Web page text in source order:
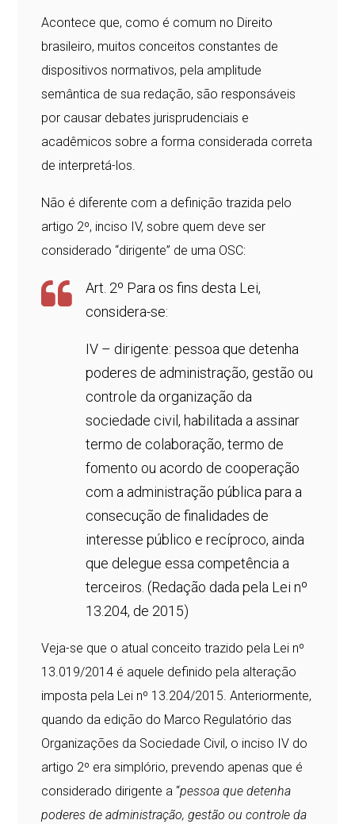
Acontece que, como é comum no Direito
brasileiro, muitos conceitos constantes de
dispositivos normativos, pela amplitude
semântica de sua redação, são responsáveis
por causar debates jurisprudenciais e
acadêmicos sobre a forma considerada correta
de interpretá-los.
Não é diferente com a definição trazida pelo
artigo 2º, inciso IV, sobre quem deve ser
considerado “dirigente” de uma OSC:
Art. 2º Para os fins desta Lei,
considera-se:
IV – dirigente: pessoa que detenha
poderes de administração, gestão ou
controle da organização da
sociedade civil, habilitada a assinar
termo de colaboração, termo de
fomento ou acordo de cooperação
com a administração pública para a
consecução de finalidades de
interesse público e recíproco, ainda
que delegue essa competência a
terceiros. (Redação dada pela Lei nº
13.204, de 2015)
Veja-se que o atual conceito trazido pela Lei nº
13.019/2014 é aquele definido pela alteração
imposta pela Lei nº 13.204/2015. Anteriormente,
quando da edição do Marco Regulatório das
Organizações da Sociedade Civil, o inciso IV do
artigo 2º era simplório, prevendo apenas que é
considerado dirigente a “pessoa que detenha
poderes de administração, gestão ou controle da